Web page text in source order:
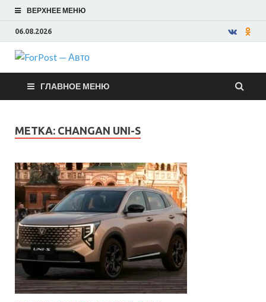
ВЕРХНЕЕ МЕНЮ
06.08.2026
ForPost —
Авто
ГЛАВНОЕ МЕНЮ
МЕТКА: CHANGAN UNI-S